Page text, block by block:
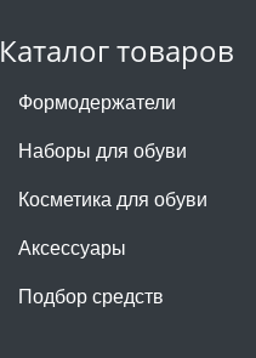
Каталог товаров
Формодержатели
Наборы для обуви
Косметика для обуви
Аксессуары
Подбор средств